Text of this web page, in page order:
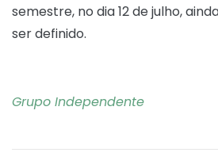
semestre, no dia 12 de julho,
ser definido.
Grupo Independente